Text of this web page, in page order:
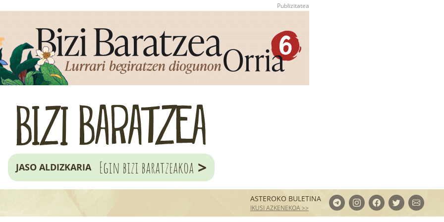
JASO ALDIZKARIA Egin bizi baratzeakoa >
ASTEROKO BULETINA
IKUSI AZKENEKOA >>